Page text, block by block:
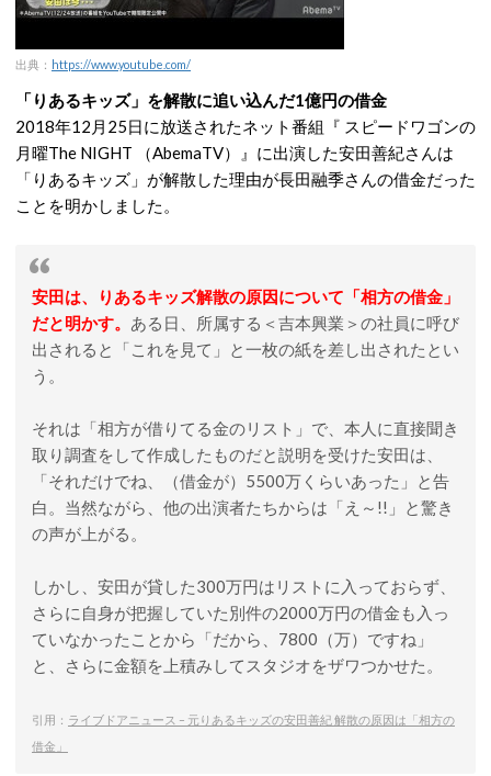
出典： https://www.youtube.com/
「りあるキッズ」を解散に追い込んだ1億円の借金
2018年12月25日に放送されたネット番組『 スピードワゴンの
月曜The NIGHT （AbemaTV）』に出演した安田善紀さんは
「りあるキッズ」が解散した理由が長田融季さんの借金だった
ことを明かしました。
安田は、りあるキッズ解散の原因について「相方の借金」
だと明かす。 ある日、所属する＜吉本興業＞の社員に呼び
出されると「これを見て」と一枚の紙を差し出されたとい
う。
それは「相方が借りてる金のリスト」で、本人に直接聞き
取り調査をして作成したものだと説明を受けた安田は、
「それだけでね、（借金が）5500万くらいあった」と告
白。当然ながら、他の出演者たちからは「え～!!」と驚き
の声が上がる。
しかし、安田が貸した300万円はリストに入っておらず、
さらに自身が把握していた別件の2000万円の借金も入っ
ていなかったことから「だから、7800（万）ですね」
と、さらに金額を上積みしてスタジオをザワつかせた。
引用： ライブドアニュース – 元りあるキッズの安田善紀 解散の原因は「相方の
借金」